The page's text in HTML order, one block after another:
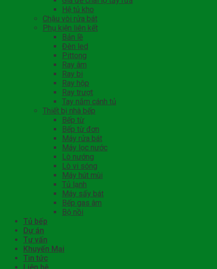
Hệ tủ kho
Chậu vòi rửa bát
Phụ kiện liên kết
Bản lề
Đèn led
Pittong
Ray âm
Ray bi
Ray hộp
Ray trượt
Tay nắm cánh tủ
Thiết bị nhà bếp
Bếp từ
Bếp từ đơn
Máy rửa bát
Máy lọc nước
Lò nướng
Lò vi sóng
Máy hút mùi
Tủ lạnh
Máy sấy bát
Bếp gas âm
Bộ nồi
Tủ bếp
Dự án
Tư vấn
Khuyến Mại
Tin tức